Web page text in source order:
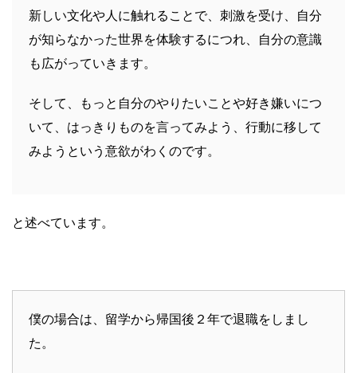
新しい文化や人に触れることで、刺激を受け、自分
が知らなかった世界を体験するにつれ、自分の意識
も広がっていきます。
そして、もっと自分のやりたいことや好き嫌いにつ
いて、はっきりものを言ってみよう、行動に移して
みようという意欲がわくのです。
と述べています。
僕の場合は、留学から帰国後２年で退職をしまし
た。